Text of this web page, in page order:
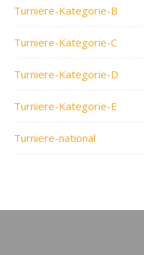
Turniere-Kategorie-B
Turniere-Kategorie-C
Turniere-Kategorie-D
Turniere-Kategorie-E
Turniere-national